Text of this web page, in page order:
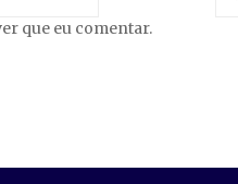
que eu comentar.